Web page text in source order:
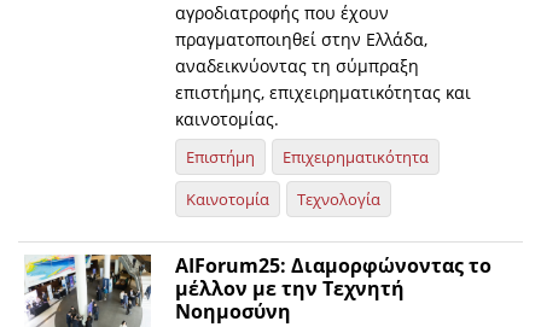
αγροδιατροφής που έχουν
πραγματοποιηθεί στην Ελλάδα,
αναδεικνύοντας τη σύμπραξη
επιστήμης, επιχειρηματικότητας και
καινοτομίας.
Επιστήμη
Επιχειρηματικότητα
Καινοτομία
Τεχνολογία
ΑΙForum25: Διαμορφώνοντας το
μέλλον με την Τεχνητή
Νοημοσύνη